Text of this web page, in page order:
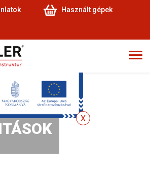
Használt gépek